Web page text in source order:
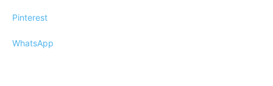
Pinterest
WhatsApp